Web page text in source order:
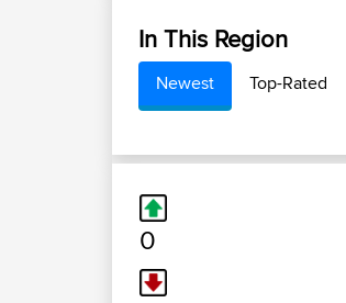
In This Region
Newest Top-Rated
0